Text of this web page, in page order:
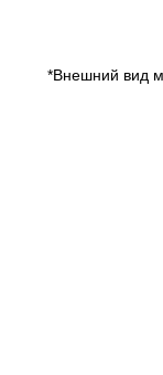
*Внешний вид